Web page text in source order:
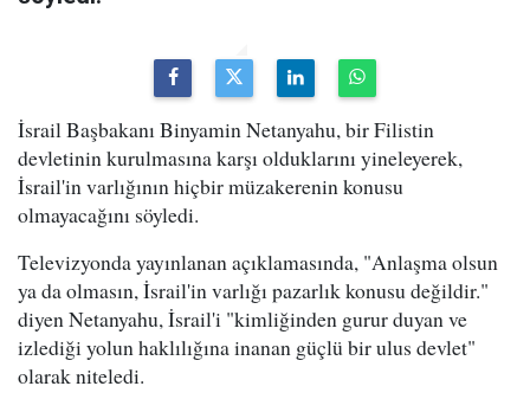
İsrail Başbakanı Binyamin Netanyahu, bir Filistin
devletinin kurulmasına karşı olduklarını yineleyerek,
İsrail'in varlığının hiçbir müzakerenin konusu
olmayacağını söyledi.
Televizyonda yayınlanan açıklamasında, "Anlaşma olsun
ya da olmasın, İsrail'in varlığı pazarlık konusu değildir."
diyen Netanyahu, İsrail'i "kimliğinden gurur duyan ve
izlediği yolun haklılığına inanan güçlü bir ulus devlet"
olarak niteledi.